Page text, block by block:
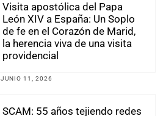
Visita apostólica del Papa
León XIV a España: Un Soplo
de fe en el Corazón de Marid,
la herencia viva de una visita
providencial
JUNIO 11, 2026
SCAM: 55 años tejiendo redes